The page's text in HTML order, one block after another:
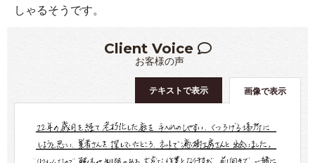
しゃるそうです。
Client Voice
お客様の声
画像で表示
テキストで表示